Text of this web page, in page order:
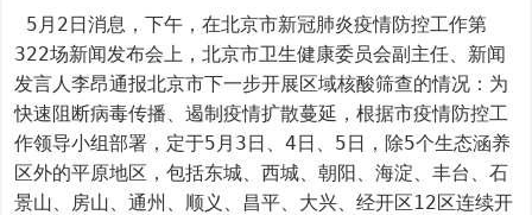
5月2日消息，下午，在北京市新冠肺炎疫情防控工作第
322场新闻发布会上，北京市卫生健康委员会副主任、新闻
发言人李昂通报北京市下一步开展区域核酸筛查的情况：为
快速阻断病毒传播、遏制疫情扩散蔓延，根据市疫情防控工
作领导小组部署，定于5月3日、4日、5日，除5个生态涵养
区外的平原地区，包括东城、西城、朝阳、海淀、丰台、石
景山、房山、通州、顺义、昌平、大兴、经开区12区连续开